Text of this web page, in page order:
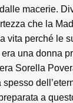
macerie.
che la
vita perché le
una donna
Sorella
a